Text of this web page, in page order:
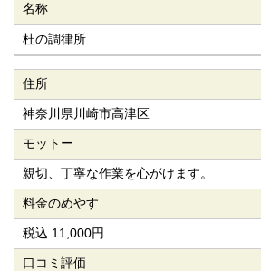
名称
杜の調律所
住所
神奈川県川崎市高津区
モットー
親切、丁寧な作業を心がけます。
料金のめやす
税込 11,000円
口コミ評価